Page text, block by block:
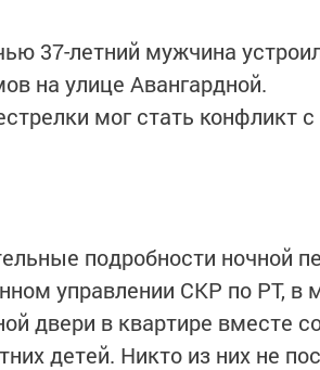
37-летний мужчина
на улице Авангардной.
мог стать конфликт
подробности ночной
управлении СКР по РТ, в
двери в квартире вместе
детей. Никто из них не